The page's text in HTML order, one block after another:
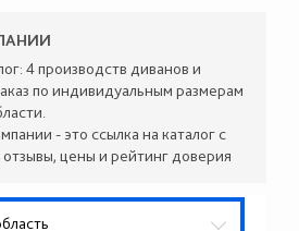
4 производств диванов и
по индивидуальным размерам
- это ссылка на каталог с
цены и рейтинг доверия